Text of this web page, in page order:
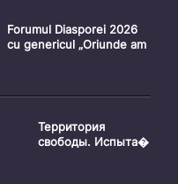
Forumul Diasporei 2026
cu genericul „Oriunde am
Территория
свободы. Испыта�